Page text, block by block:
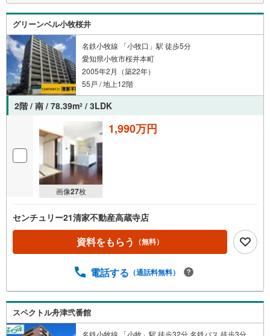
「ご要望・ご質問欄」に希望日時をご記入ください！
《東宝ハウス名古屋城東のこだわり》
スタッフ一同、すべてのお客様に対して、自分の家族や仲の良い友人に対
するときと同じ気持ちで接客させていただいています。お客様ひとりひと
りが理想の住宅と出会い、住宅ローンやその他のサービスの内容にもご満
足いただき、ご納得されるまで、お付き合いをさせていただきます。私た
ちが携わる不動産ビジネスでは安全で安心な取引を実現することはプロと
しての使命です。営業スタッフを管理職が常にサポートする体制で、ダブ
ルチェックはもちろん何度も報告と確認を繰り返し、取引の安全性を追求
しています。ご覧いただきありがとうございます！
グリーンベル小牧桜井
名鉄小牧線 「小牧口」駅 徒歩5分
愛知県小牧市桜井本町
2005年2月（築22年）
55戸 / 地上12階
2階 / 南 / 78.39m2 / 3LDK
画像27枚
1,990万円
センチュリー21清家不動産高蔵寺店
資料をもらう （無料）
電話する （通話料無料）
スペクトル舟津弐番館
名鉄小牧線 「小牧」駅 徒歩32分 名鉄バス 徒歩3分